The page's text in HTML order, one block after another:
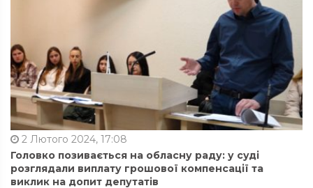
2 Лютого 2024, 17:08
Головко позивається на обласну раду: у суді
розглядали виплату грошової компенсації та
виклик на допит депутатів